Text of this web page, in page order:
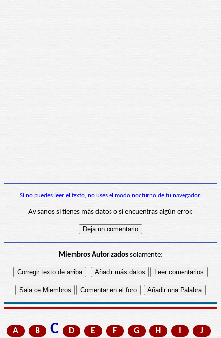
Si no puedes leer el texto, no uses el modo nocturno de tu navegador.
Avísanos si tienes más datos o si encuentras algún error.
Miembros Autorizadossolamente:
A B C D E F G H I
J